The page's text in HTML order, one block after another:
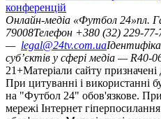
конференцій
Онлайн-медіа «Футбол 24»пл.
79008Телефон +380 (32) 229-77-
— legal@24tv.com.ua
суб’єктів у сфері медіа — R40-
21+Матеріали сайту
При цитуванні і використанні
на "Футбол 24" обов'язкове. При
мережі Інтернет